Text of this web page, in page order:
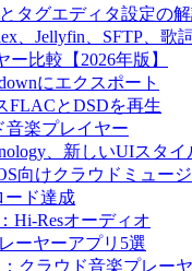
タグエディタ設定の
、Jellyfin、SFTP、歌
比較【2026年版】
にエクスポート
FLACとDSDを再生
音楽プレイヤー
、新しいUIスタイ
向けクラウドミュー
ード達成
Hi-Resオーディオ
ーヤーアプリ5選
クラウド音楽プレー